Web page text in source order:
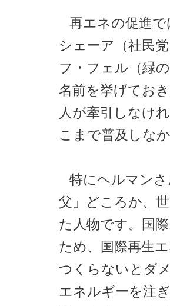
再エネの促進
シェーア（社民
フ・フェル（緑
名前を挙げてお
人が牽引しなけ
こまで普及しな
特にヘルマン
父」どころか、
た人物です。国
ため、国際再生
つくらないとダ
エネルギーを注